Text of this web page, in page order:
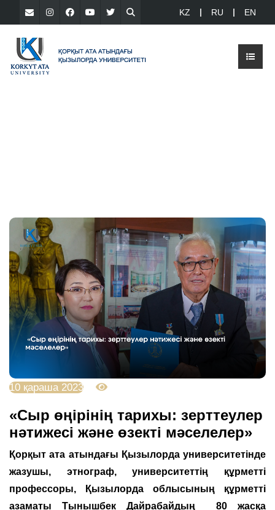
KZ RU EN
10 қараша 2023
«Сыр өңірінің тарихы: зерттеулер
нәтижесі және өзекті мәселелер»
Қорқыт ата атындағы Қызылорда университетінде
жазушы, этнограф, университеттің құрметті
профессоры, Қызылорда облысының құрметті
азаматы Тынышбек Дайрабайдың 80 жасқа